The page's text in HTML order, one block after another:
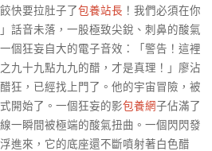
快要拉肚子了包養站長 ！我們必須在你
話音未落，一股極致尖銳、刺鼻的酸氣
個狂妄自大的電子音效：「警告！這裡
九十九點九九的醋，才是真理！」廖沾
狂，已經找上門了。他的宇宙冒險，被
開始了。一個狂妄的影包養網子佔滿了
一瞬間被極端的酸氣扭曲。一個閃閃發
進來，它的底座還不斷噴射著白色醋